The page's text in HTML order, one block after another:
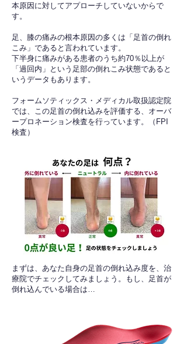
本原因に対してアプローチしていないからで
す。
足、膝の痛みの根本原因の多くは「足首の倒れ
こみ」であると言われています。
下半身に痛みがある患者のうち約70％以上が
「過回内」という足部の倒れこみ状態であると
いうデータもあります。
フォームソティックス・メディカル取扱認定院
では、この足首の倒れ込みを評価する、オーバ
ープロネーション検査を行っています。（FPI
検査）​
​まずは、あなた自身の足首の倒れ込み度を、治
療院でチェックしてみましょう。もし、足首が
倒れ込んでいる場合は…